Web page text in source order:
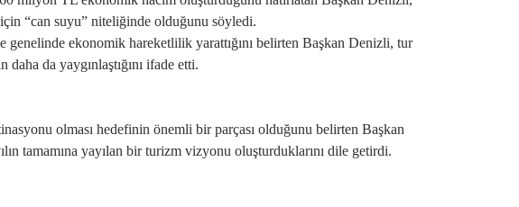
“can suyu” niteliğinde olduğunu söyledi.
genelinde ekonomik hareketlilik yarattığını belirten Başkan Denizli, tur
da yaygınlaştığını ifade etti.
olması hedefinin önemli bir parçası olduğunu belirten Başkan
tamamına yayılan bir turizm vizyonu oluşturduklarını dile getirdi.